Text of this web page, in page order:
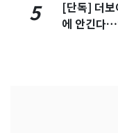
5
[단독] 더
에 안긴다…